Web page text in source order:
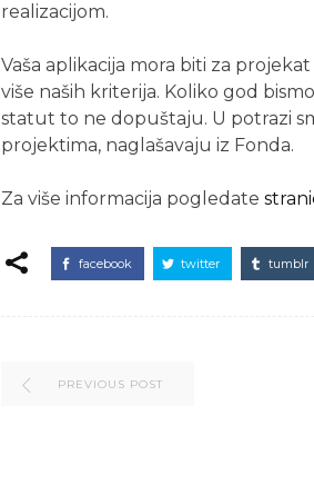
realizacijom.
Vaša aplikacija mora biti za
više naših kriterija. Koliko god
statut to ne dopuštaju. U potrazi
projektima, naglašavaju iz Fonda.
Za više informacija pogledate
facebook twitter tumblr
PREVIOUS POST